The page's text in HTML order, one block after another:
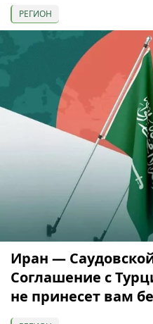
РЕГИОН
Иран —
Соглашение с
не принесет вам